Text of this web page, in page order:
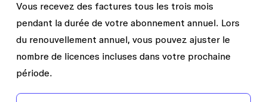
Vous recevez des factures tous les trois mois
pendant la durée de votre abonnement annuel. Lors
du renouvellement annuel, vous pouvez ajuster le
nombre de licences incluses dans votre prochaine
période.